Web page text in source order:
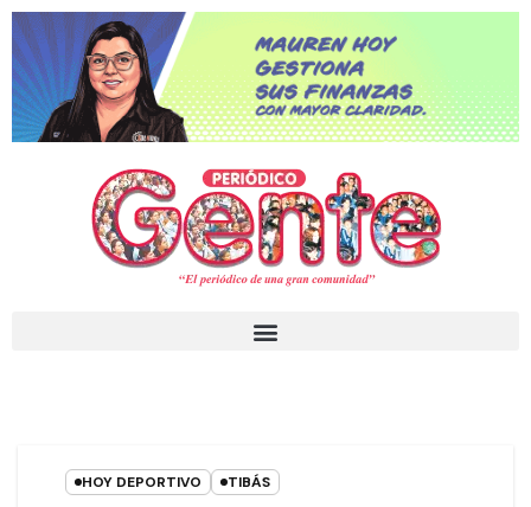
HOY DEPORTIVO TIBÁS